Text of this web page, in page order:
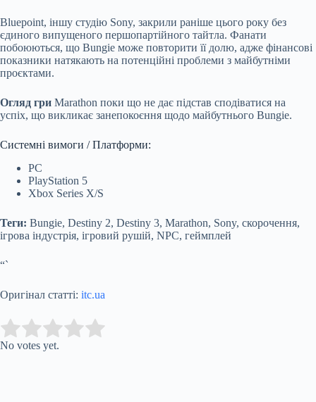
Bluepoint, іншу студію Sony, закрили раніше цього року без
єдиного випущеного першопартійного тайтла. Фанати
побоюються, що Bungie може повторити її долю, адже фінансові
показники натякають на потенційні проблеми з майбутніми
проєктами.
Огляд гри Marathon поки що не дає підстав сподіватися на
успіх, що викликає занепокоєння щодо майбутнього Bungie.
Системні вимоги / Платформи:
PC
PlayStation 5
Xbox Series X/S
Теги: Bungie, Destiny 2, Destiny 3, Marathon, Sony, скорочення,
ігрова індустрія, ігровий рушій, NPC, геймплей
“`
Оригінал статті: itc.ua
Rate this item:
No votes yet.